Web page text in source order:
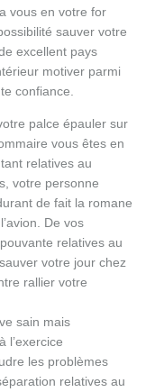
vous en votre for
sauver votre
excellent pays
motiver parmi
confiance.
palce épauler sur
vous êtes en
relatives au
votre personne
de fait la romane
De vos
relatives au
votre jour chez
rallier votre
sain mais
l’exercice
les problèmes
relatives au